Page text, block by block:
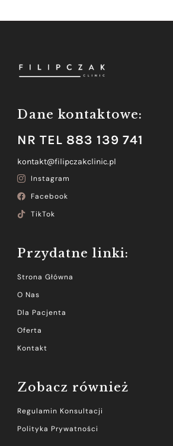
Dane kontaktowe:
NR TEL 883 139 741
kontakt@filipczakclinic.pl
Instagram
Facebook
TikTok
Przydatne linki:
Strona Główna
O Nas
Dla Pacjenta
Oferta
Kontakt
Zobacz również
Regulamin Konsultacji
Polityka Prywatności